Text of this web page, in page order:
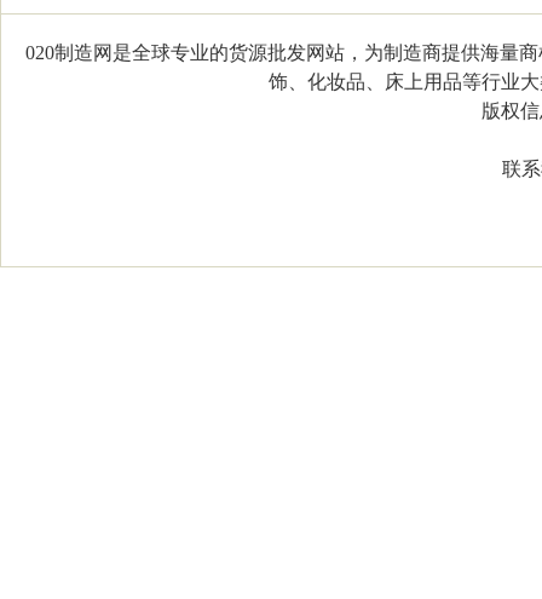
020制造网是全球专业的货源批发网站，为制造商提供海量
饰、化妆品、床上用品等行业
版权信
联